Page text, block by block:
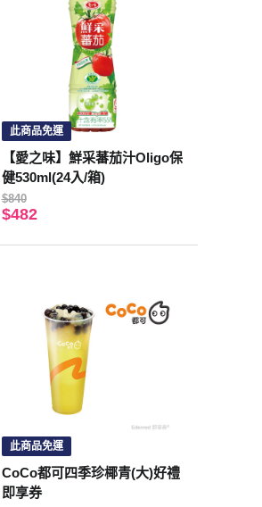
此商品免運
【愛之味】鮮采蕃茄汁Oligo保
健530ml(24入/箱)
$840
$482
此商品免運
CoCo都可四季珍椰青(大)好禮
即享券